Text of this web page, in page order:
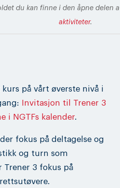
du kan finne i den åpne delen
aktiviteter.
på vårt øverste nivå i
Invitasjon til Trener 3
i NGTFs kalender.
fokus på deltagelse og
og turn som
Trener 3 fokus på